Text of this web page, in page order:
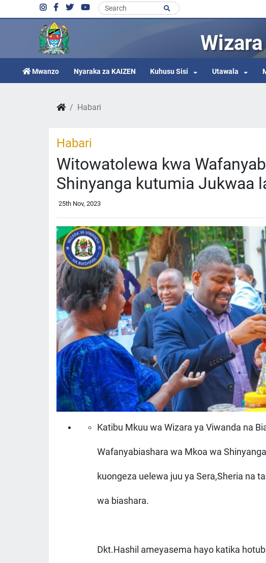
Mwanzo Nyaraka za KAIZEN Kuhusu Sisi Utawala
Habari
Habari
Witowatolewa kwa
Shinyanga kutumia Jukwaa
25th Nov, 2023
Katibu Mkuu wa Wizara ya Viwanda na
Wafanyabiashara wa Mkoa wa
kuongeza uelewa juu ya Sera,Sheria na
wa biashara.
Dkt.Hashil ameyasema hayo katika